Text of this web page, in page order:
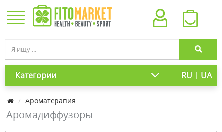
Категории RU | UA
Ароматерапия
Аромадиффузоры